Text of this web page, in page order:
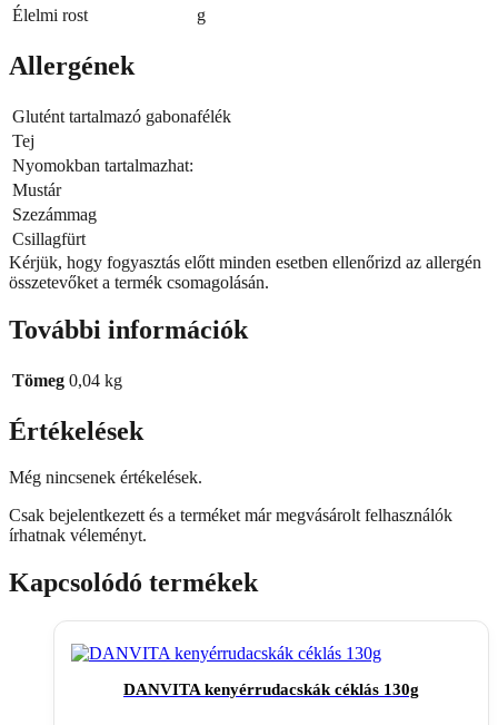
Élelmi rost g
Allergének
Glutént tartalmazó gabonafélék
Tej
Nyomokban tartalmazhat:
Mustár
Szezámmag
Csillagfürt
Kérjük, hogy fogyasztás előtt minden esetben ellenőrizd az allergén
összetevőket a termék csomagolásán.
További információk
Tömeg 0,04 kg
Értékelések
Még nincsenek értékelések.
Csak bejelentkezett és a terméket már megvásárolt felhasználók
írhatnak véleményt.
Kapcsolódó termékek
DANVITA kenyérrudacskák céklás 130g